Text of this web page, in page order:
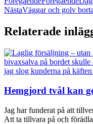
NästaVäggar och golv
Relaterade
Hemgjord tvål kan
Jag har funderat på att
Att ta tillvara på och